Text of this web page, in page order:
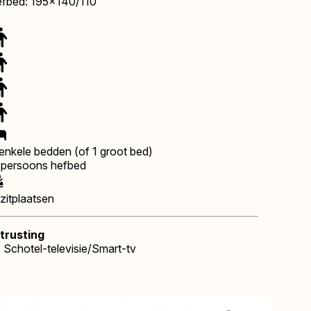
bedden (of 1 groot bed)
hefbed
Schotel-televisie/Smart-tv